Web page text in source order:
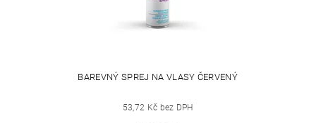
BAREVNÝ SPREJ NA VLASY ČERVENÝ
53,72 Kč bez DPH